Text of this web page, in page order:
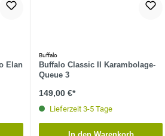
Elan
Buffalo
Buffalo Classic II Karambolage-
Queue 3
149,00 €*
Lieferzeit 3-5 Tage